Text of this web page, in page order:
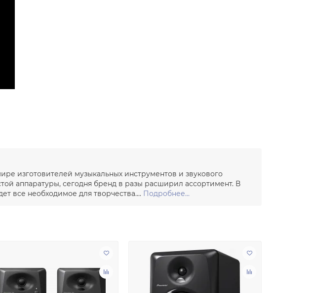
изготовителей музыкальных инструментов и звукового
аппаратуры, сегодня бренд в разы расширил ассортимент. В
все необходимое для творчества.... Подробнее...